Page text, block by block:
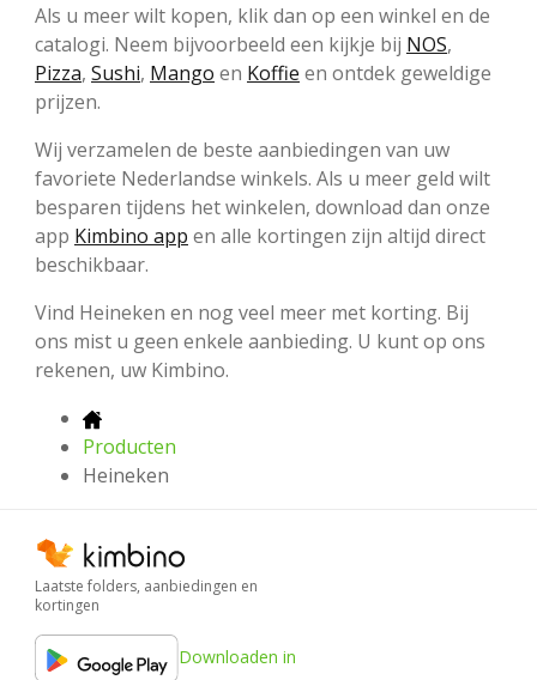
Als u meer wilt kopen, klik dan op een winkel en de
catalogi. Neem bijvoorbeeld een kijkje bij NOS,
Pizza, Sushi, Mango en Koffie en ontdek geweldige
prijzen.
Wij verzamelen de beste aanbiedingen van uw
favoriete Nederlandse winkels. Als u meer geld wilt
besparen tijdens het winkelen, download dan onze
app Kimbino app en alle kortingen zijn altijd direct
beschikbaar.
Vind Heineken en nog veel meer met korting. Bij
ons mist u geen enkele aanbieding. U kunt op ons
rekenen, uw Kimbino.
Producten
Heineken
Laatste folders, aanbiedingen en
kortingen
Downloaden in